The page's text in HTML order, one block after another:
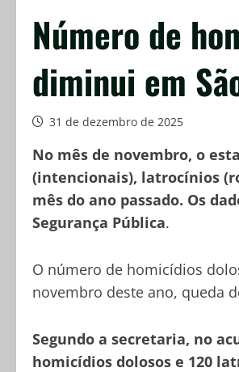
Número de
diminui em
31 de dezembro de 2025
No mês de novembro, o
(intencionais), latrocínios
mês do ano passado. Os
Segurança Pública.
O número de homicídios
novembro deste ano, queda
Segundo a secretaria, no
homicídios dolosos e 120